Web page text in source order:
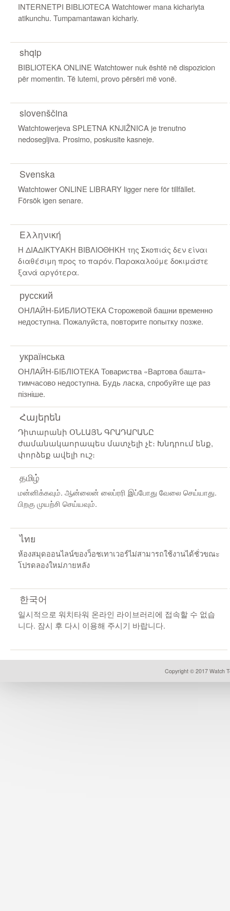
INTERNETPI BIBLIOTECA Watchtower mana kichariyta
atikunchu. Tumpamantawan kichariy.
shqip
BIBLIOTEKA ONLINE Watchtower nuk është në dispozicion
për momentin. Të lutemi, provo përsëri më vonë.
slovenščina
Watchtowerjeva SPLETNA KNJIŽNICA je trenutno
nedosegljiva. Prosimo, poskusite kasneje.
Svenska
Watchtower ONLINE LIBRARY ligger nere för tillfället.
Försök igen senare.
Ελληνική
Η ΔΙΑΔΙΚΤΥΑΚΗ ΒΙΒΛΙΟΘΗΚΗ της Σκοπιάς δεν είναι
διαθέσιμη προς το παρόν. Παρακαλούμε δοκιμάστε
ξανά αργότερα.
русский
ОНЛАЙН-БИБЛИОТЕКА Сторожевой башни временно
недоступна. Пожалуйста, повторите попытку позже.
українська
ОНЛАЙН-БІБЛІОТЕКА Товариства «Вартова башта»
тимчасово недоступна. Будь ласка, спробуйте ще раз
пізніше.
Հայերեն
Դիտարանի ՕՆԼԱՅՆ ԳՐԱԴԱՐԱՆԸ
ժամանակաորապես մատչելի չէ։ Խնդրում ենք,
փորձեք ավելի ուշ։
தமிழ்
மன்னிக்கவும். ஆன்லைன் லைப்ரரி இப்போது வேலை செய்யாது.
பிறகு முயற்சி செய்யவும்.
ไทย
ห้องสมุดออนไลน์ของว็อชเทาเวอร์ไม่สามารถใช้งานได้ชั่วขณะ
โปรดลองใหม่ภายหลัง
한국어
일시적으로 워치타워 온라인 라이브러리에 접속할 수 없습
니다. 잠시 후 다시 이용해 주시기 바랍니다.
Copyright © 2017 Watch